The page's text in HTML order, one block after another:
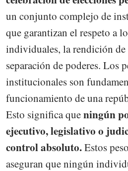
un conjunto complejo de
que garantizan el respeto a
individuales, la rendición de
separación de poderes. Los
institucionales son
funcionamiento de una
Esto significa queningún
ejecutivo, legislativo o
control absoluto.Estos
aseguran que ningún